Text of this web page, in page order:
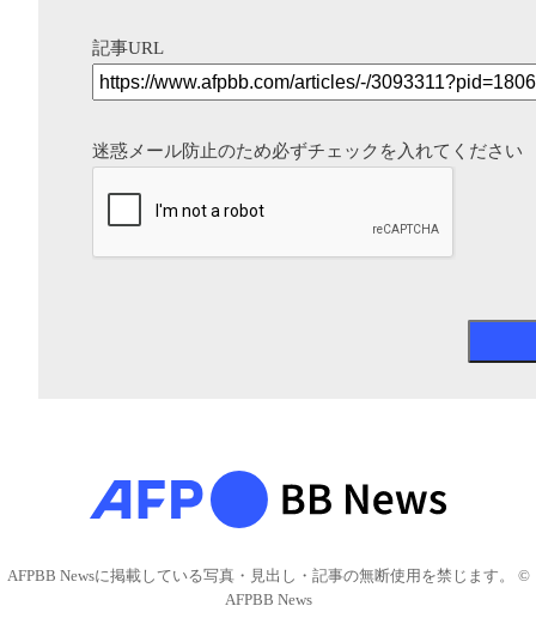
記事URL
迷惑メール防止のため必ずチェックを入れてください
AFPBB Newsに掲載している写真・見出し・記事の無断使用を禁じます。 ©
AFPBB News